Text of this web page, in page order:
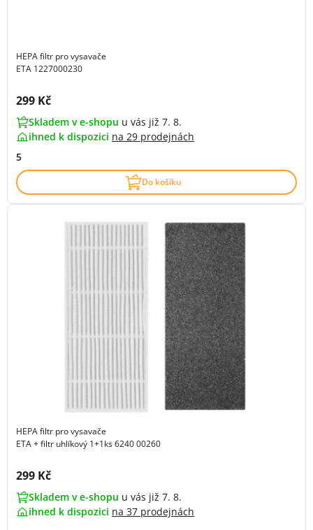
HEPA filtr pro vysavače
ETA 1227000230
Cena s DPH:
299 Kč
Skladem v e-shopu u vás již 7. 8.
ihned k dispozici na 29 prodejnách
5
Do košíku
HEPA filtr pro vysavače
ETA + filtr uhlíkový 1+1ks 6240 00260
Cena s DPH:
299 Kč
Skladem v e-shopu u vás již 7. 8.
ihned k dispozici na 37 prodejnách